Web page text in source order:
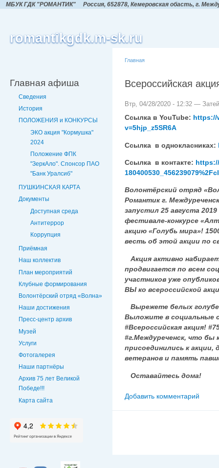
МБУК ГДК "РОМАНТИК" Россия, 652878, Кемеровская обасть, г.
romantikgdk.m-sk.ru
Главная афиша
Сведения
История
ПОЛОЖЕНИЯ и КОНКУРСЫ
ЭКО акция "Кормушка"
2024
Положение ФПК
"ЗеркАло". Спонсор ПАО
"Банк Уралсиб"
ПУШКИНСКАЯ КАРТА
Документы
Доступная среда
Антитеррор
Коррупция
Приёмная
Наш коллектив
План мероприятий
Клубные формирования
Волонтёрский отряд «Волна»
Наши достижения
Пресс-центр архив
Музей
Услуги
Фотогалерея
Наши партнёры
Архив 75 лет Великой
Победе!!!
Карта сайта
Главная
Всероссийская
Втр, 04/28/2020 - 12:32 —
Ссылка в YouTube: https://
v=5hjp_z5SR6A
Ссылка в однокласниках:
Ссылка в контакте:
Волонтёрский отряд
Романтик г.
запустил 25 августа
фестивале-конкурсе
акцию «Голубь мира»!
весть об этой акции по
Акция активно
продвигается по всем
участников уже
ВЫ ко всероссийской
Вырежете белых
Выложите в социальные
#Всероссийская акция!
#г.Междуреченск, что бы
присоединились к
ветеранов и память
Оставайтесь дома!
Добавить комментарий